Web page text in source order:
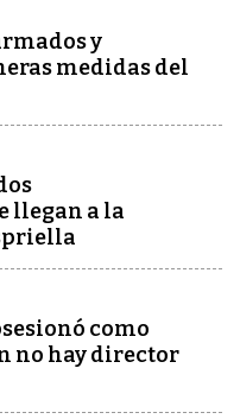
y
medidas del
llegan a la
como
no hay director